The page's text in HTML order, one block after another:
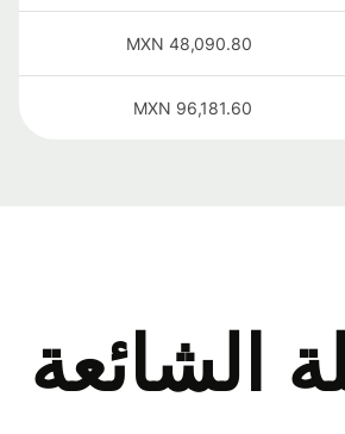
48,090.80
MXN
96,181.60
MXN
الشائعة